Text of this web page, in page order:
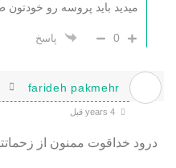
میدید باید پروسه رو خودتون
0 پاسخ
farideh pakmehr
درود خداقوت ممنون از